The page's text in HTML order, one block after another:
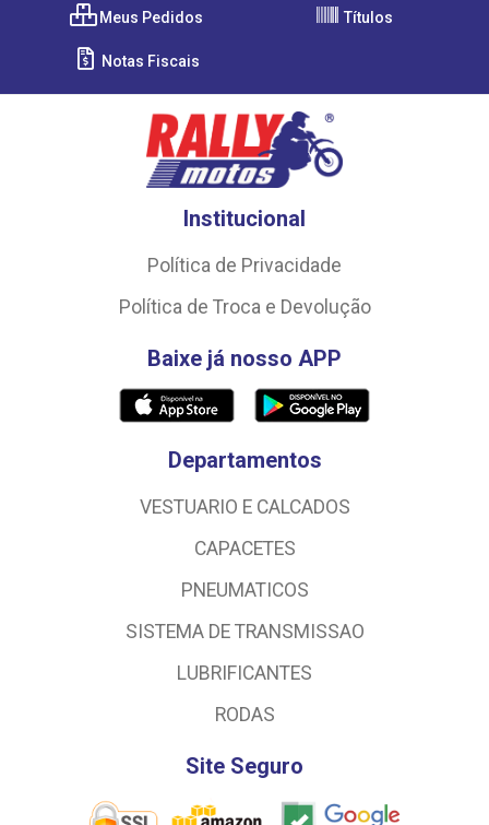
Meus Pedidos Títulos
Notas Fiscais
Institucional
Política de Privacidade
Política de Troca e Devolução
Baixe já nosso APP
Departamentos
VESTUARIO E CALCADOS
CAPACETES
PNEUMATICOS
SISTEMA DE TRANSMISSAO
LUBRIFICANTES
RODAS
Site Seguro